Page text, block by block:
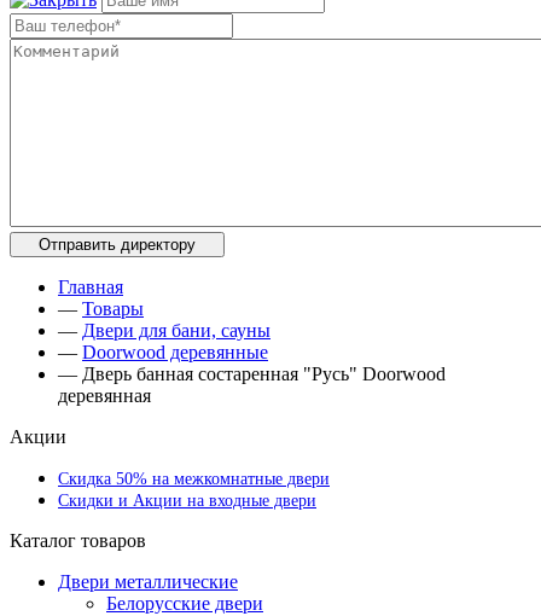
Главная
— Товары
— Двери для бани, сауны
— Doorwood деревянные
— Дверь банная состаренная "Русь" Doorwood
деревянная
Акции
Скидка 50% на межкомнатные двери
Скидки и Акции на входные двери
Каталог товаров
Двери металлические
Белорусские двери